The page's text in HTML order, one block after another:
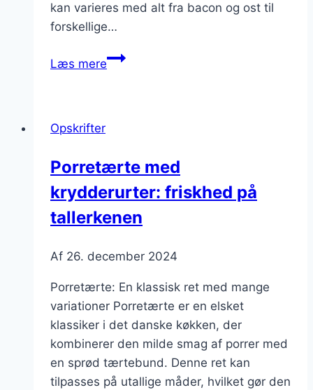
kan varieres med alt fra bacon og ost til
forskellige…
Læs merePorretærte
Opskrifter
Porretærte med
krydderurter: friskhed på
tallerkenen
Af 26. december 2024
Porretærte: En klassisk ret med mange
variationer Porretærte er en elsket
klassiker i det danske køkken, der
kombinerer den milde smag af porrer med
en sprød tærtebund. Denne ret kan
tilpasses på utallige måder, hvilket gør den